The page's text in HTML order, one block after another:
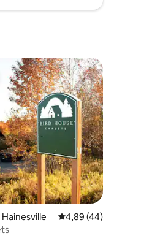
von 5, 71 Bewertungen
Durchschnittliche
4,89 (44)